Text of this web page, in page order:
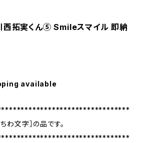
西拓実くん⑤ Smileスマイル 即納
available
わ文字］の品です。